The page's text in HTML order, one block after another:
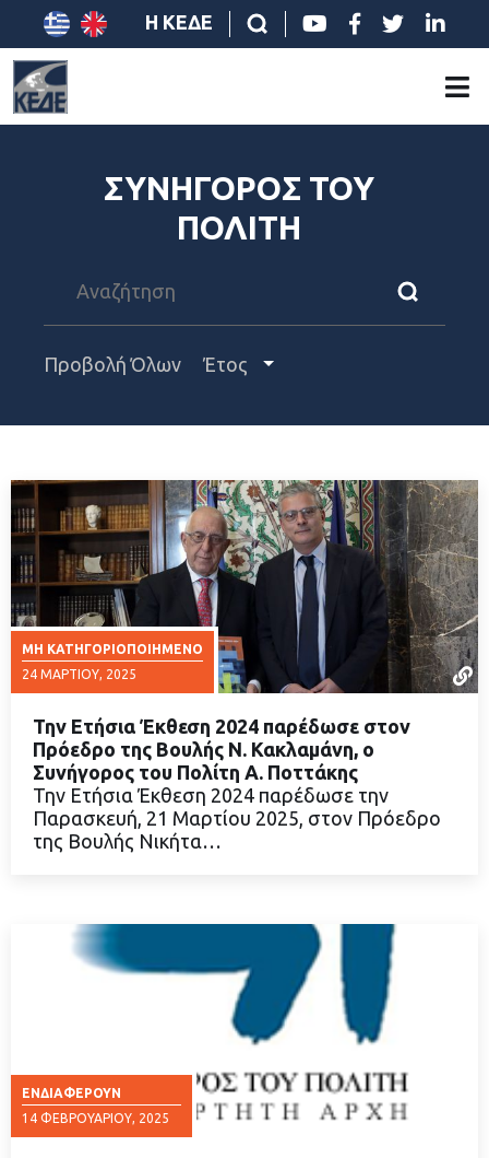
Η ΚΕΔΕ
ΣΥΝΗΓΟΡΟΣ ΤΟΥ
ΠΟΛΙΤΗ
Προβολή Όλων Έτος
ΜΗ ΚΑΤΗΓΟΡΙΟΠΟΙΗΜΈΝΟ
24 ΜΑΡΤΊΟΥ, 2025
ΔΙΑΒΑΣΤΕ ΠΕΡΙΣΣΟΤΕΡΑ
Την Ετήσια Έκθεση 2024 παρέδωσε στον
Πρόεδρο της Βουλής Ν. Κακλαμάνη, ο
Συνήγορος του Πολίτη Α. Ποττάκης
Την Ετήσια Έκθεση 2024 παρέδωσε την
Παρασκευή, 21 Μαρτίου 2025, στον Πρόεδρο
της Βουλής Νικήτα…
ΕΝΔΙΑΦΈΡΟΥΝ
14 ΦΕΒΡΟΥΑΡΊΟΥ, 2025